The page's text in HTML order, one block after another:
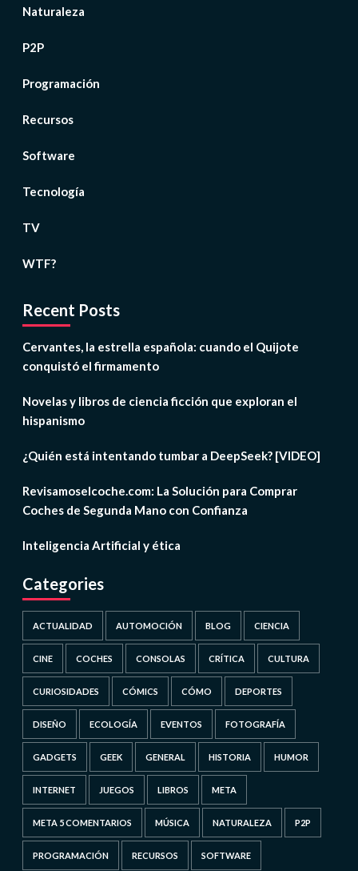
Naturaleza
P2P
Programación
Recursos
Software
Tecnología
TV
WTF?
Recent Posts
Cervantes, la estrella española: cuando el Quijote
conquistó el firmamento
Novelas y libros de ciencia ficción que exploran el
hispanismo
¿Quién está intentando tumbar a DeepSeek? [VIDEO]
Revisamoselcoche.com: La Solución para Comprar
Coches de Segunda Mano con Confianza
Inteligencia Artificial y ética
Categories
ACTUALIDAD AUTOMOCIÓN BLOG CIENCIA
CINE COCHES CONSOLAS CRÍTICA CULTURA
CURIOSIDADES CÓMICS CÓMO DEPORTES
DISEÑO ECOLOGÍA EVENTOS FOTOGRAFÍA
GADGETS GEEK GENERAL HISTORIA HUMOR
INTERNET JUEGOS LIBROS META
META 5 COMENTARIOS MÚSICA NATURALEZA P2P
PROGRAMACIÓN RECURSOS SOFTWARE